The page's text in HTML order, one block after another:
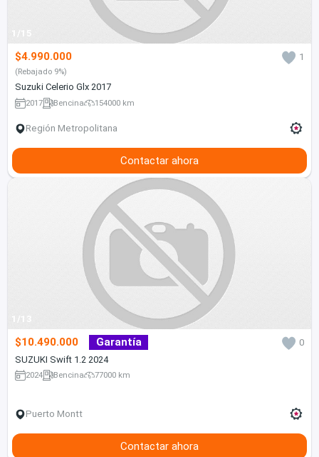
1/15
$4.990.000 1
(Rebajado 9%)
Suzuki Celerio Glx 2017
2017 Bencina 154000 km
Región Metropolitana
Contactar ahora
1/13
$10.490.000 Garantía
0
SUZUKI Swift 1.2 2024
2024 Bencina 77000 km
Puerto Montt
Contactar ahora